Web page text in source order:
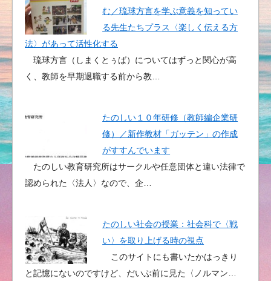
む／琉球方言を学ぶ意義を知ってい
る先生たちプラス〈楽しく伝える方
法〉があって活性化する
琉球方言（しまくとぅば）についてはずっと関心が高
く、教師を早期退職する前から教…
たのしい１０年研修（教師編企業研
修）／新作教材「ガッテン」の作成
がすすんでいます
たのしい教育研究所はサークルや任意団体と違い法律で
認められた〈法人〉なので、企…
たのしい社会の授業：社会科で〈戦
い〉を取り上げる時の視点
このサイトにも書いたかはっきり
と記憶にないのですけど、だいぶ前に見た〈ノルマン…